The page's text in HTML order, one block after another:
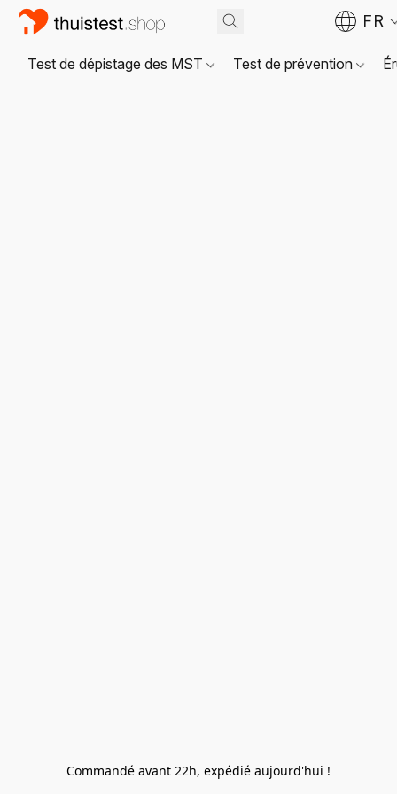
FR
Test de dépistage des MST Test de prévention
Commandé avant 22h, expédié aujourd'hui !